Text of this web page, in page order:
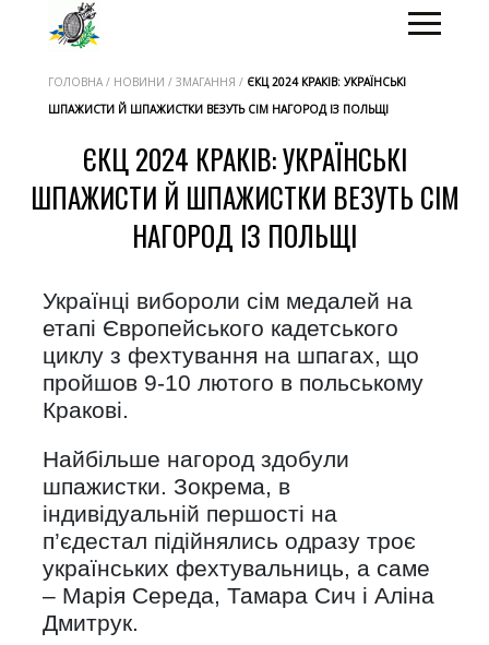
ГОЛОВНА / НОВИНИ / ЗМАГАННЯ / ЄКЦ 2024 КРАКІВ: УКРАЇНСЬКІ
ШПАЖИСТИ Й ШПАЖИСТКИ ВЕЗУТЬ СІМ НАГОРОД ІЗ ПОЛЬЩІ
ЄКЦ 2024 КРАКІВ: УКРАЇНСЬКІ
ШПАЖИСТИ Й ШПАЖИСТКИ ВЕЗУТЬ СІМ
НАГОРОД ІЗ ПОЛЬЩІ
Українці вибороли сім медалей на
етапі Європейського кадетського
циклу з фехтування на шпагах, що
пройшов 9-10 лютого в польському
Кракові.
Найбільше нагород здобули
шпажистки. Зокрема, в
індивідуальній першості на
п’єдестал підійнялись одразу троє
українських фехтувальниць, а саме
– Марія Середа, Тамара Сич і Аліна
Дмитрук.